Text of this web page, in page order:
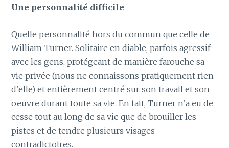
Une personnalité difficile
Quelle personnalité hors du commun que celle de
William Turner. Solitaire en diable, parfois agressif
avec les gens, protégeant de manière farouche sa
vie privée (nous ne connaissons pratiquement rien
d’elle) et entièrement centré sur son travail et son
oeuvre durant toute sa vie. En fait, Turner n’a eu de
cesse tout au long de sa vie que de brouiller les
pistes et de tendre plusieurs visages
contradictoires.